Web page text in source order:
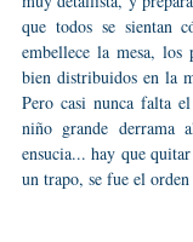
que todos se sientan
embellece la mesa, los
bien distribuidos en la
Pero casi nunca falta
niño grande derrama
ensucia... hay que
un trapo, se fue el